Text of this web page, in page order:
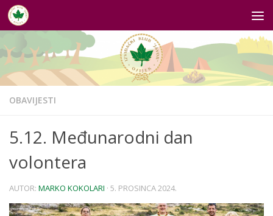
Skip to content
OBAVIJESTI
5.12. Međunarodni dan
volontera
AUTOR: MARKO KOKOLARI · 5. PROSINCA 2024.